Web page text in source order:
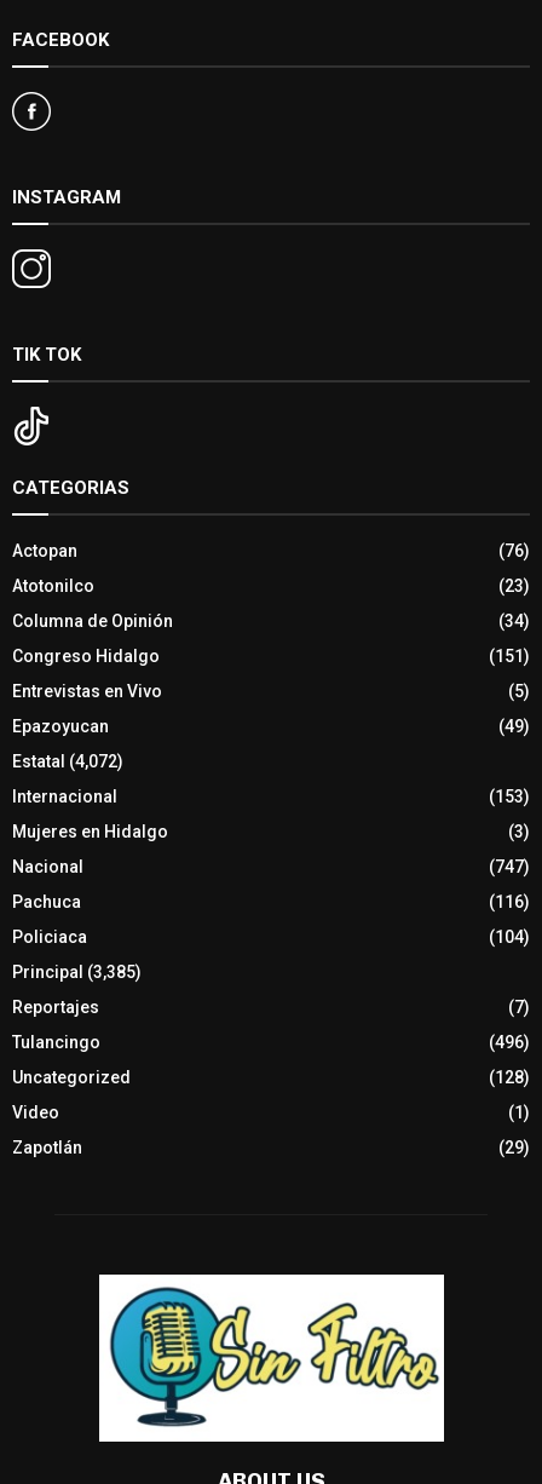
FACEBOOK
INSTAGRAM
TIK TOK
CATEGORIAS
Actopan
(76)
Atotonilco
(23)
Columna de Opinión
(34)
Congreso Hidalgo
(151)
Entrevistas en Vivo
(5)
Epazoyucan
(49)
Estatal (4,072)
Internacional
(153)
Mujeres en Hidalgo
(3)
Nacional
(747)
Pachuca
(116)
Policiaca
(104)
Principal (3,385)
Reportajes
(7)
Tulancingo
(496)
Uncategorized
(128)
Video
(1)
Zapotlán
(29)